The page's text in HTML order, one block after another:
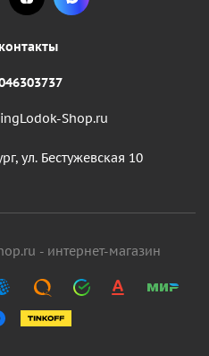
Shop.ru
ул. Бестужевская 10
- интернет-магазин